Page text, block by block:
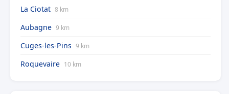
La Ciotat 8 km
Aubagne 9 km
Cuges-les-Pins 9 km
Roquevaire 10 km